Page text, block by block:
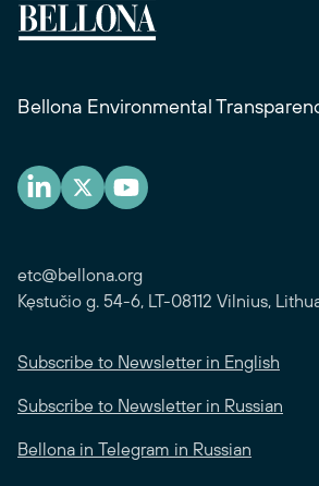
Bellona Environmental
etc@bellona.org
Kęstučio g. 54-6, LT-08112 Vilnius,
Subscribe to Newsletter in English
Subscribe to Newsletter in Russian
Bellona in Telegram in Russian